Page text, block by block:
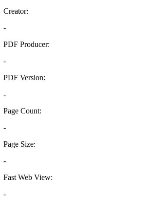
Creator:
-
PDF Producer:
-
PDF Version:
-
Page Count:
-
Page Size:
-
Fast Web View:
-